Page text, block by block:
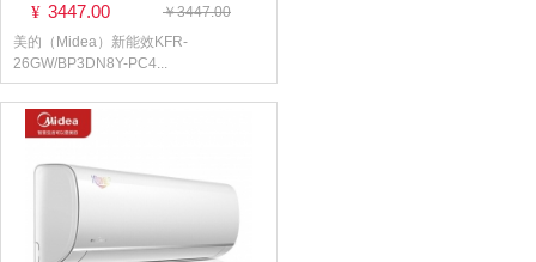
¥ 3447.00
￥3447.00
美的（Midea）新能效KFR-
26GW/BP3DN8Y-PC4...